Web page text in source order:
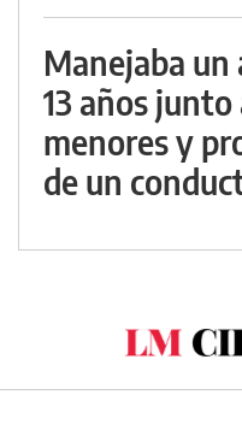
Manejaba un
13 años
menores y
de un